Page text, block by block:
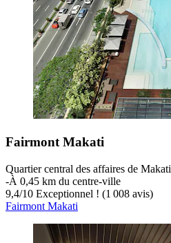
Fairmont Makati
Quartier central des affaires de Makati
‐À 0,45 km du centre-ville
9,4/10 Exceptionnel ! (1 008 avis)
Fairmont Makati